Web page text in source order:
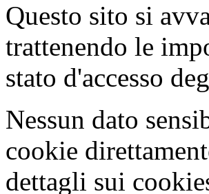
Questo sito si
trattenendo le
stato d'accesso
Nessun dato
cookie
dettagli sui